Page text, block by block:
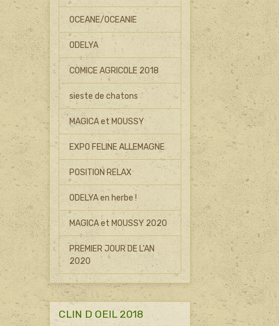
OCEANE/OCEANIE
ODELYA
COMICE AGRICOLE 2018
sieste de chatons
MAGICA et MOUSSY
EXPO FELINE ALLEMAGNE
POSITION RELAX
ODELYA en herbe !
MAGICA et MOUSSY 2020
PREMIER JOUR DE L'AN
2020
CLIN D OEIL 2018